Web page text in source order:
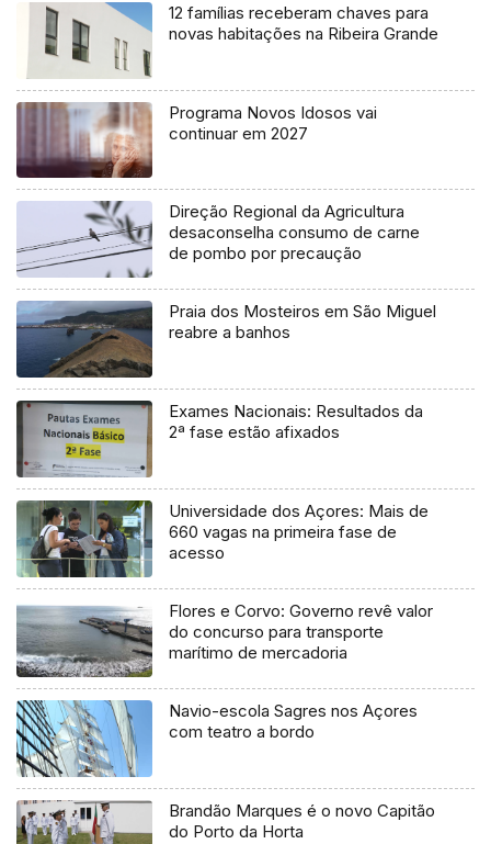
12 famílias receberam chaves para
novas habitações na Ribeira Grande
Programa Novos Idosos vai
continuar em 2027
Direção Regional da Agricultura
desaconselha consumo de carne
de pombo por precaução
Praia dos Mosteiros em São Miguel
reabre a banhos
Exames Nacionais: Resultados da
2ª fase estão afixados
Universidade dos Açores: Mais de
660 vagas na primeira fase de
acesso
Flores e Corvo: Governo revê valor
do concurso para transporte
marítimo de mercadoria
Navio-escola Sagres nos Açores
com teatro a bordo
Brandão Marques é o novo Capitão
do Porto da Horta